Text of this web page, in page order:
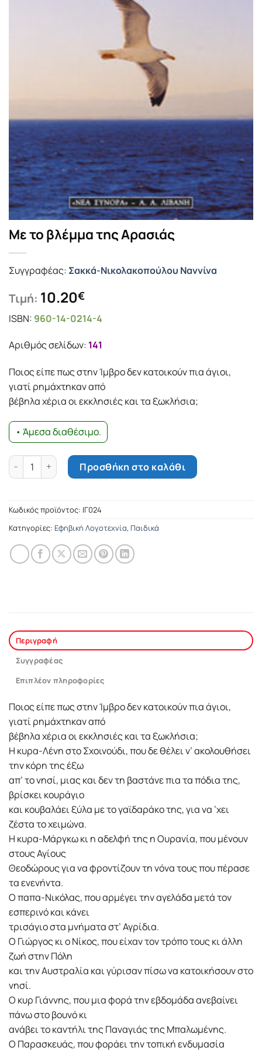
Με το βλέμμα της Αρασιάς
Συγγραφέας: Σακκά-Νικολακοπούλου Ναννίνα
Τιμή: 10.20€
ISBN: 960-14-0214-4
Αριθμός σελίδων: 141
Ποιος είπε πως στην Ίμβρο δεν κατοικούν πια άγιοι,
γιατί ρημάχτηκαν από
βέβηλα χέρια οι εκκλησιές και τα ξωκλήσια;
• Άμεσα διαθέσιμο.
Με το βλέμμα της Αρασιάς ποσότητα
Προσθήκη στο καλάθι
Κωδικός προϊόντος: ΙΓ024
Κατηγορίες: Εφηβική Λογοτεχνία, Παιδικά
Περιγραφή
Συγγραφέας
Επιπλέον πληροφορίες
Ποιος είπε πως στην Ίμβρο δεν κατοικούν πια άγιοι,
γιατί ρημάχτηκαν από
βέβηλα χέρια οι εκκλησιές και τα ξωκλήσια;
Η κυρα-Λένη στο Σχοινούδι, που δε θέλει ν’ ακολουθήσει
την κόρη της έξω
απ’ το νησί, μιας και δεν τη βαστάνε πια τα πόδια της,
βρίσκει κουράγιο
και κουβαλάει ξύλα με το γαϊδαράκο της, για να ’χει
ζέστα το χειμώνα.
Η κυρα-Μάργκω κι η αδελφή της η Ουρανία, που μένουν
στους Αγίους
Θεοδώρους για να φροντίζουν τη νόνα τους που πέρασε
τα ενενήντα.
Ο παπα-Νικόλας, που αρμέγει την αγελάδα μετά τον
εσπερινό και κάνει
τρισάγιο στα μνήματα στ’ Αγρίδια.
Ο Γιώργος κι ο Νίκος, που είχαν τον τρόπο τους κι άλλη
ζωή στην Πόλη
και την Αυστραλία και γύρισαν πίσω να κατοικήσουν στο
νησί.
Ο κυρ Γιάννης, που μια φορά την εβδομάδα ανεβαίνει
πάνω στο βουνό κι
ανάβει το καντήλι της Παναγιάς της Μπαλωμένης.
Ο Παρασκευάς, που φοράει την τοπική ενδυμασία